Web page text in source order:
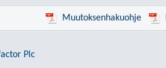
Muutoksenhakuohje
Plc